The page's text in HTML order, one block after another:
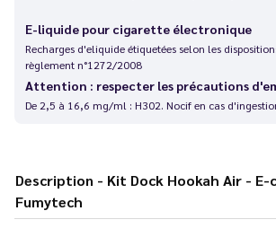
E-liquide pour cigarette électronique
Recharges d'eliquide étiquetées selon les
règlement n°1272/2008
Attention : respecter les précautions
De 2,5 à 16,6 mg/ml : H302. Nocif en cas
Description - Kit Dock Hookah Air - E-chicha
Fumytech